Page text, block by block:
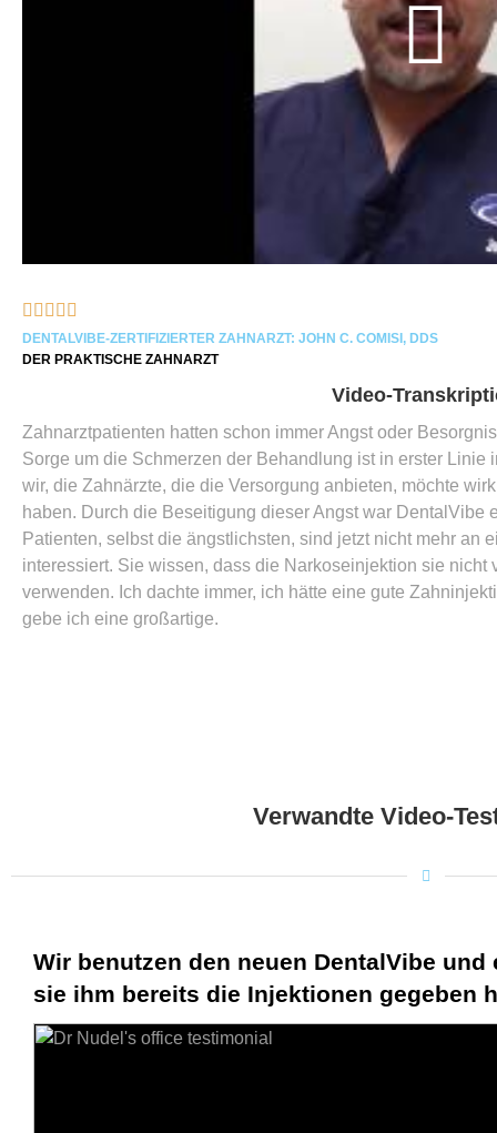
    
DENTALVIBE-ZERTIFIZIERTER ZAHNARZT: JOHN C. COMISI, DDS
DER PRAKTISCHE ZAHNARZT
Video-
Zahnarztpatienten hatten schon immer Angst oder
Sorge um die Schmerzen der Behandlung ist in erster
wir, die Zahnärzte, die die Versorgung anbieten, möchte
haben. Durch die Beseitigung dieser Angst war DentalVibe
Patienten, selbst die ängstlichsten, sind jetzt nicht mehr an
interessiert. Sie wissen, dass die Narkoseinjektion sie
verwenden. Ich dachte immer, ich hätte eine gute
gebe ich eine großartige.
Verwandte Video-
Wir benutzen den neuen DentalVibe
sie ihm bereits die Injektionen gegeben